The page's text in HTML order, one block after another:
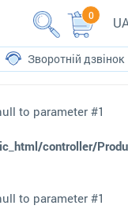
to parameter #1
controller/
to parameter #1
0
Зворотній дзвінок